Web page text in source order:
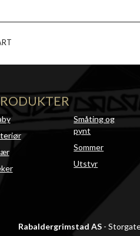
Småting og
pynt
Sommer
Utstyr
Rabaldergrimstad AS-